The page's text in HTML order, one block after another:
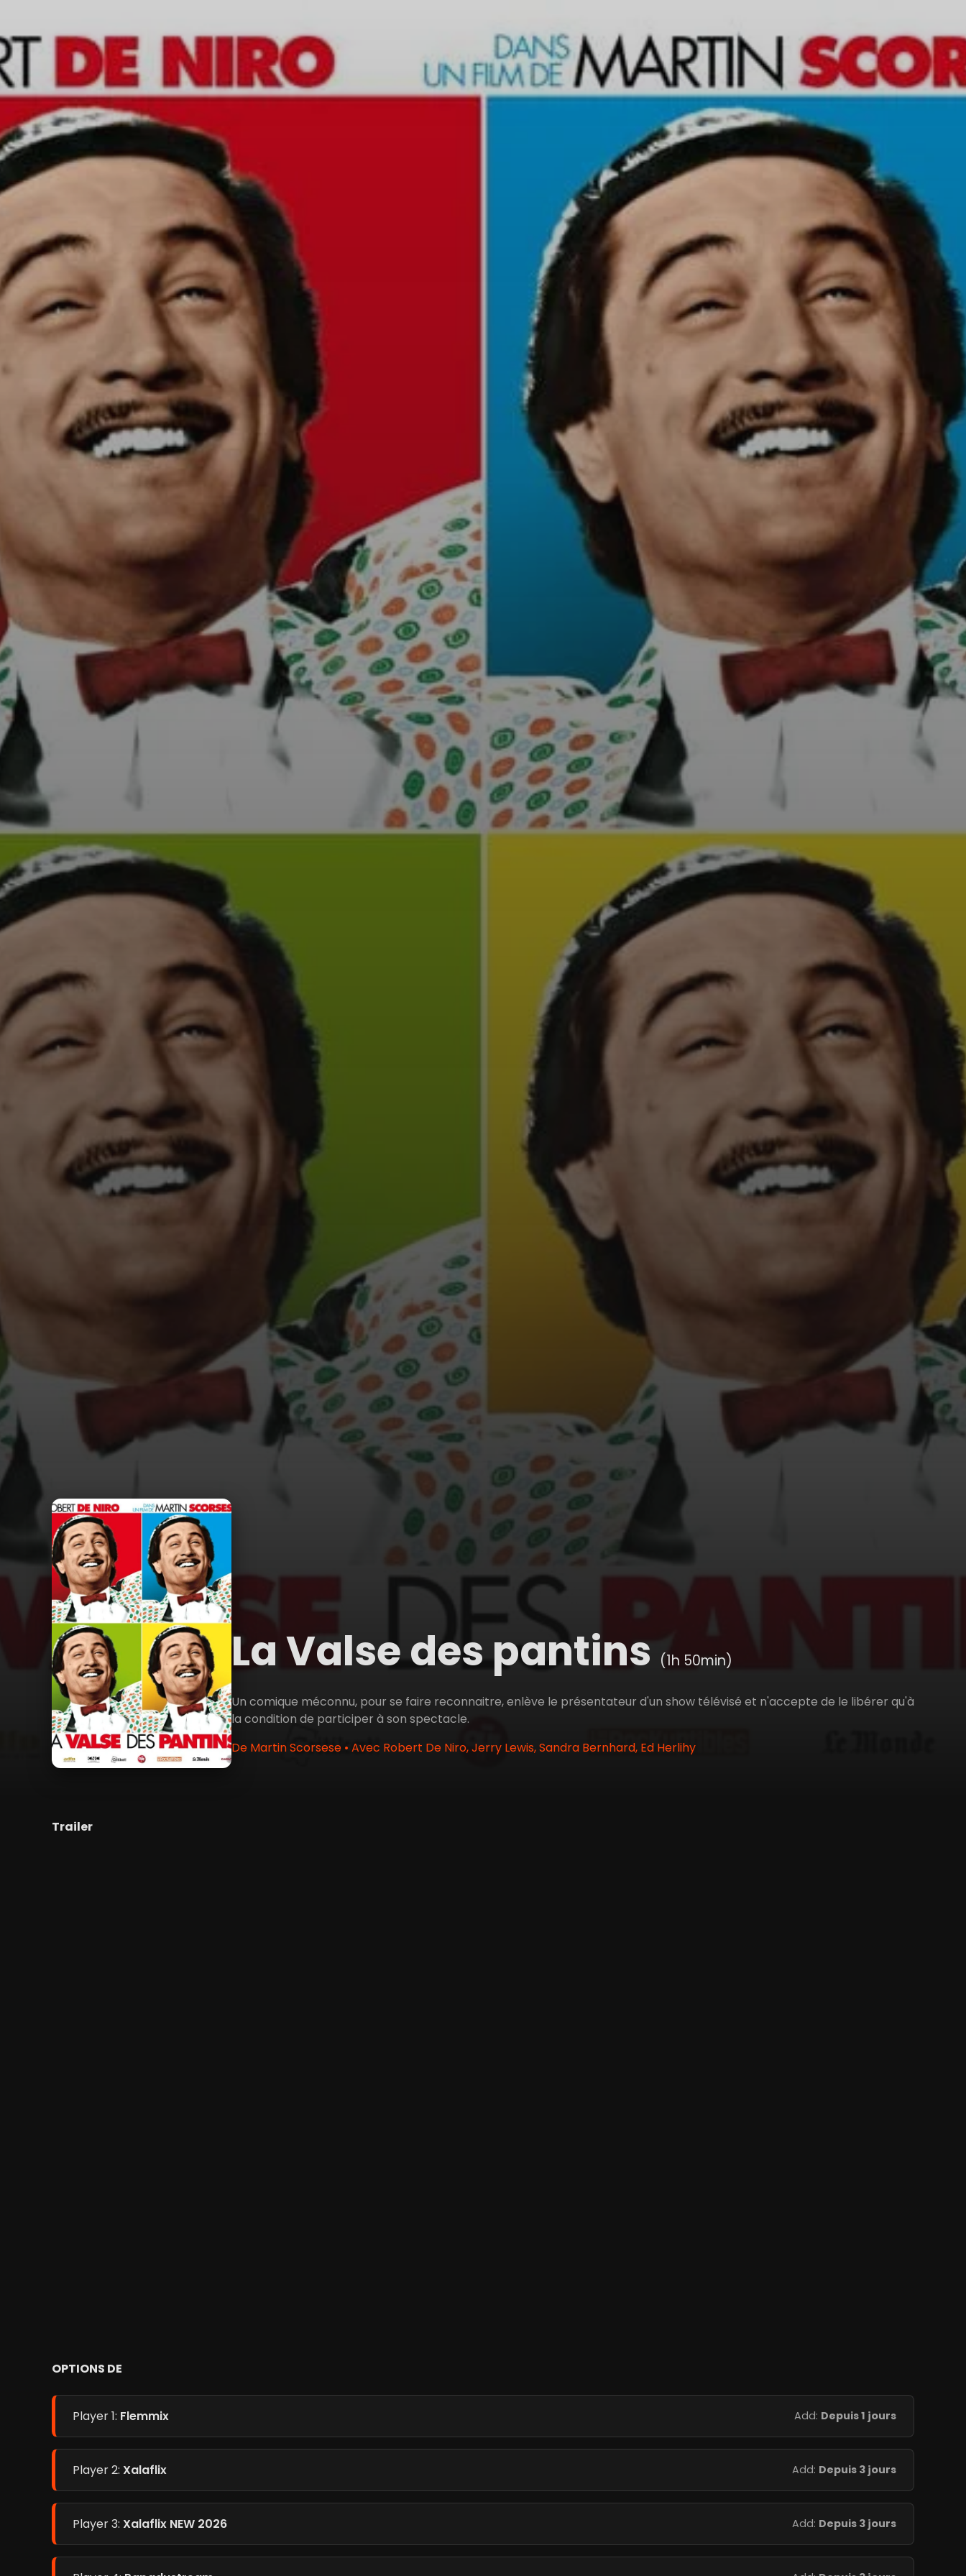
La Valse des pantins (1h 50min)
Un comique méconnu, pour se faire reconnaitre, enlève le présentateur d'un show télévisé et n'accepte de le libérer qu'à
la condition de participer à son spectacle.
De Martin Scorsese • Avec Robert De Niro, Jerry Lewis, Sandra Bernhard, Ed Herlihy
Trailer
OPTIONS DE
Player 1: Flemmix Add: Depuis 1 jours
Player 2: Xalaflix Add: Depuis 3 jours
Player 3: Xalaflix NEW 2026 Add: Depuis 3 jours